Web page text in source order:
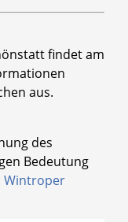
findet am
aus.
des
Bedeutung
Wintroper